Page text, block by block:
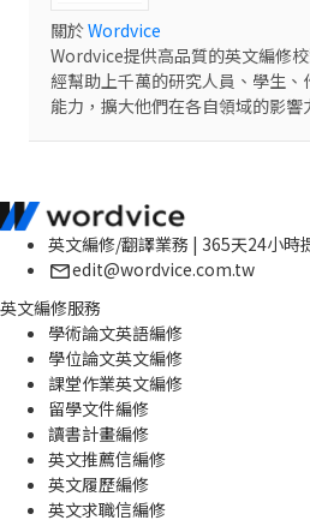
關於Wordvice
Wordvice提供高品質的英文編修
經幫助上千萬的研究人員、學生
能力，擴大他們在各自領域的影響
英文編修/翻譯業務 | 365天24小時
edit@wordvice.com.tw
英文編修服務
學術論文英語編修
學位論文英文編修
課堂作業英文編修
留學文件編修
讀書計畫編修
英文推薦信編修
英文履歷編修
英文求職信編修